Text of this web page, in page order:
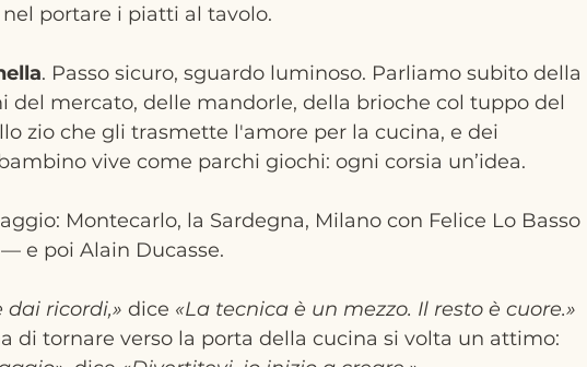
portare i piatti al tavolo.
. Passo sicuro, sguardo luminoso. Parliamo subito della
del mercato, delle mandorle, della brioche col tuppo del
zio che gli trasmette l'amore per la cucina, e dei
vive come parchi giochi: ogni corsia un’idea.
Montecarlo, la Sardegna, Milano con Felice Lo Basso
e poi Alain Ducasse.
dai ricordi,» dice «La tecnica è un mezzo. Il resto è cuore.»
di tornare verso la porta della cucina si volta un attimo: